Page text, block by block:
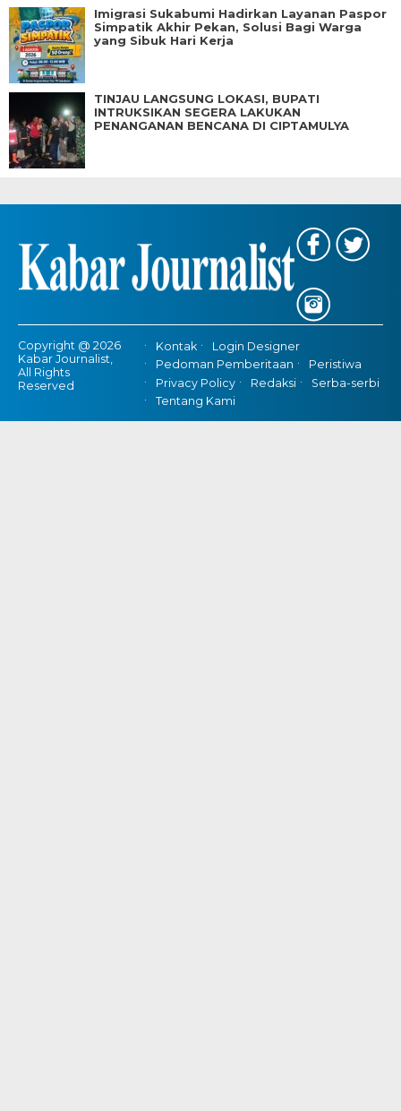
Imigrasi Sukabumi Hadirkan Layanan Paspor
Simpatik Akhir Pekan, Solusi Bagi Warga
yang Sibuk Hari Kerja
TINJAU LANGSUNG LOKASI, BUPATI
INTRUKSIKAN SEGERA LAKUKAN
PENANGANAN BENCANA DI CIPTAMULYA
Copyright @ 2026
Kabar Journalist,
All Rights
Reserved
Kontak
Login Designer
Pedoman Pemberitaan
Peristiwa
Privacy Policy
Redaksi
Serba-serbi
Tentang Kami